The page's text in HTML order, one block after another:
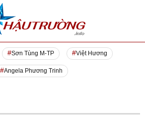
Sơn Tùng M-TP Việt Hương
Angela Phương Trinh